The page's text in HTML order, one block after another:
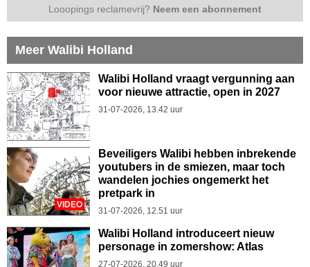
Looopings reclamevrij? Neem een abonnement
Meer Walibi Holland
Walibi Holland vraagt vergunning aan
voor nieuwe attractie, open in 2027
31-07-2026, 13.42 uur
VIDEO
Beveiligers Walibi hebben inbrekende
youtubers in de smiezen, maar toch
wandelen jochies ongemerkt het
pretpark in
31-07-2026, 12.51 uur
Walibi Holland introduceert nieuw
personage in zomershow: Atlas
27-07-2026, 20.49 uur